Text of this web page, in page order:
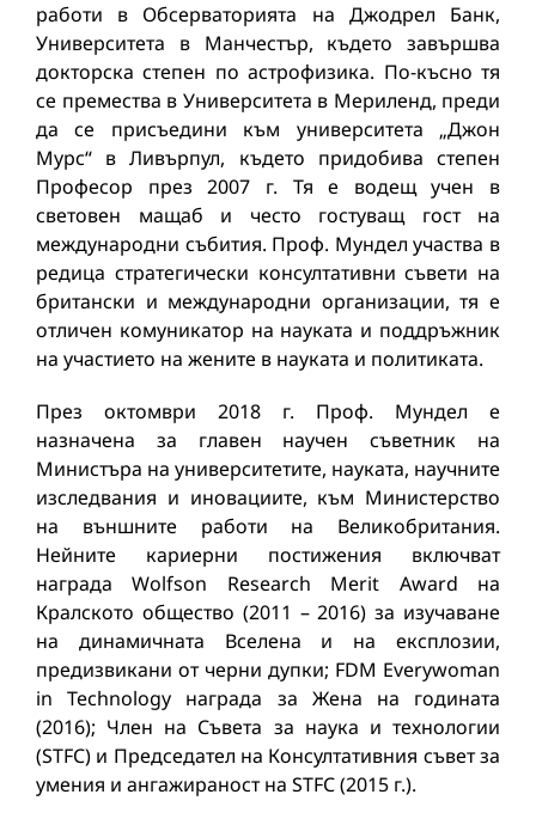
работи в Обсерваторията на Джодрел Банк,
Университета в Манчестър, където завършва
докторска степен по астрофизика. По-късно тя
се премества в Университета в Мериленд, преди
да се присъедини към университета „Джон
Мурс“ в Ливърпул, където придобива степен
Професор през 2007 г. Тя е водещ учен в
световен мащаб и често гостуващ гост на
международни събития. Проф. Мундел участва в
редица стратегически консултативни съвети на
британски и международни организации, тя е
отличен комуникатор на науката и поддръжник
на участието на жените в науката и политиката.
През октомври 2018 г. Проф. Мундел е
назначена за главен научен съветник на
Министъра на университетите, науката, научните
изследвания и иновациите, към Министерство
на външните работи на Великобритания.
Нейните кариерни постижения включват
награда Wolfson Research Merit Award на
Кралското общество (2011 – 2016) за изучаване
на динамичната Вселена и на експлозии,
предизвикани от черни дупки; FDM Everywoman
in Technology награда за Жена на годината
(2016); Член на Съвета за наука и технологии
(STFC) и Председател на Консултативния съвет за
умения и ангажираност на STFC (2015 г.).